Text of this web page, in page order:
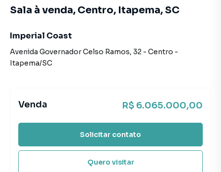
Sala à venda, Centro, Itapema, SC
Imperial Coast
Avenida Governador Celso Ramos, 32 - Centro -
Itapema/SC
Venda R$ 6.065.000,00
Solicitar contato
Quero visitar